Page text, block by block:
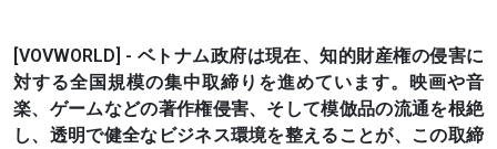
[VOVWORLD] - ベトナム政府は現在、知的財産権の侵害に
対する全国規模の集中取締りを進めています。映画や音
楽、ゲームなどの著作権侵害、そして模倣品の流通を根絶
し、透明で健全なビジネス環境を整えることが、この取締